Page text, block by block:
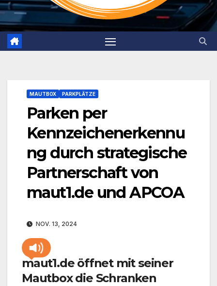
MAUTBOX PARKPLÄTZE
Parken per
Kennzeichenerkennu
ng durch strategische
Partnerschaft von
maut1.de und APCOA
NOV. 13, 2024
maut1.de öffnet mit seiner
Mautbox die Schranken